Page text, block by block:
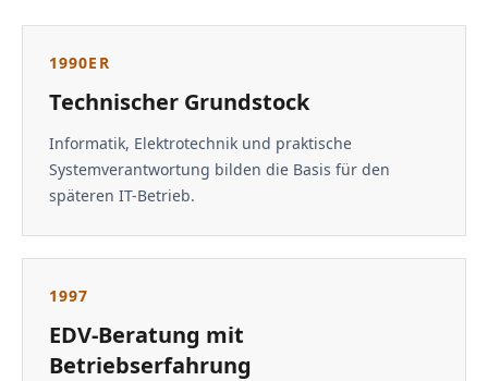
1990ER
Technischer Grundstock
Informatik, Elektrotechnik und praktische
Systemverantwortung bilden die Basis für den
späteren IT-Betrieb.
1997
EDV-Beratung mit
Betriebserfahrung